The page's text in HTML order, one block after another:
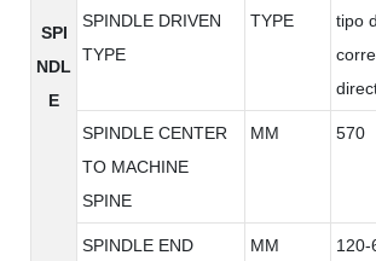
SPI
NDL
E
SPINDLE DRIVEN
TYPE
TYPE
tipo
SPINDLE CENTER
TO MACHINE
SPINE
MM 570
SPINDLE END
MM 120-